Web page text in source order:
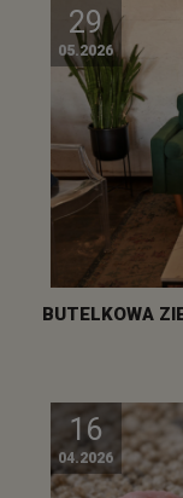
29
05.2026
BUTELKOWA
16
04.2026